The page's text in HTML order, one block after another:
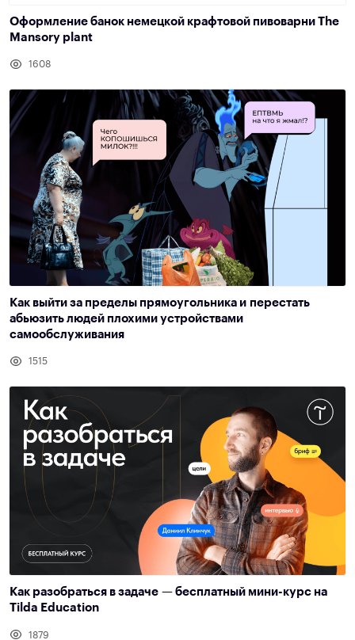
Оформление банок немецкой крафтовой пивоварни The
Mansory plant
1608
Как выйти за пределы прямоугольника и перестать
абьюзить людей плохими устройствами
самообслуживания
1515
Как разобраться в задаче — бесплатный мини-курс на
Tilda Education
1879